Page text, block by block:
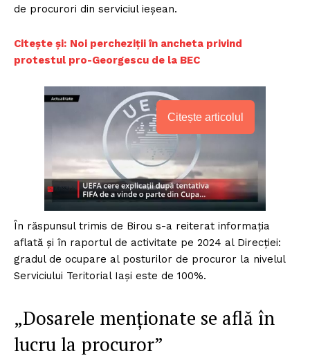
de procurori din serviciul ieșean.
Citește și: Noi percheziții în ancheta privind
protestul pro-Georgescu de la BEC
Citește articolul
În răspunsul trimis de Birou s-a reiterat informația
aflată și în raportul de activitate pe 2024 al Direcției:
gradul de ocupare al posturilor de procuror la nivelul
Serviciului Teritorial Iași este de 100%.
„Dosarele menționate se află în
lucru la procuror”